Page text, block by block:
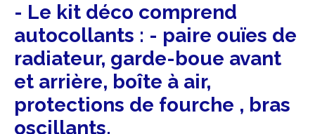
- Le kit déco comprend
autocollants : - paire ouïes de
radiateur, garde-boue avant
et arrière, boîte à air,
protections de fourche , bras
oscillants.